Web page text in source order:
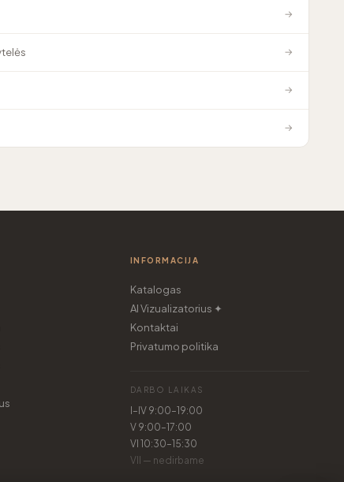
→
→
→
→
INFORMACIJA
Katalogas
AI Vizualizatorius ✦
Kontaktai
Privatumo politika
DARBO LAIKAS
I–IV 9:00–19:00
V 9:00–17:00
VI 10:30–15:30
VII — nedirbame